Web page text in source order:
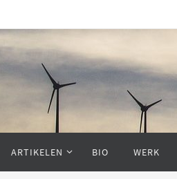
ARTIKELEN BIO WERK